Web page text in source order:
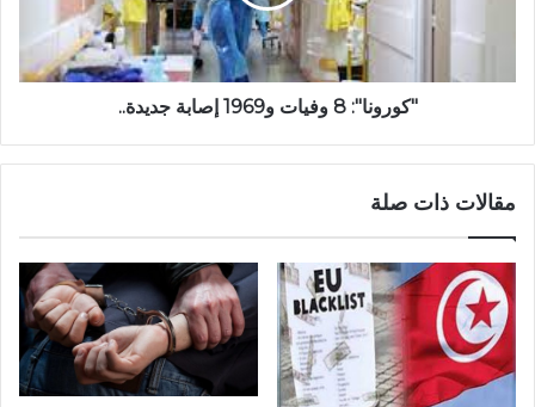
"كورونا": 8 وفيات و1969 إصابة جديدة..
مقالات ذات صلة